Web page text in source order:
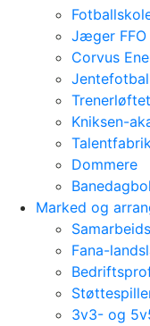
Jæger FFO
Corvus
Trenerløftet
Kniksen-
Dommere
Marked og
Fana-
3v3- og